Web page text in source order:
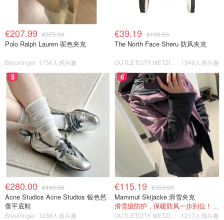
€207.99 €375.00
Polo Ralph Lauren 驼色夹克
Breuninger 1756人感兴趣
€39.19 €100.00
The North Face Sheru 防风夹克
1349人感兴趣
5
€280.00 €490.00
Acne Studios Acne Studios 银色芭
蕾平底鞋
Breuninger 1236人感兴趣
6
€115.19 €350.00
Mammut Skijacke 滑雪夹克
滑雪级防护，保暖防风一步到位！仅剩s！
1217人感兴趣